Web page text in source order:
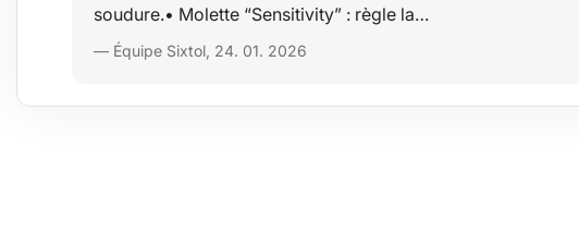
soudure.• Molette “Sensitivity” : règle la…
— Équipe Sixtol, 24. 01. 2026